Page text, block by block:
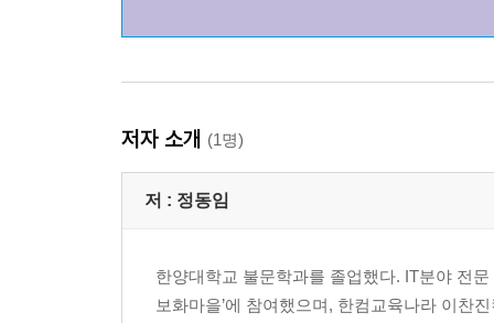
저자 소개 (1명)
저 : 정동임
한양대학교 불문학과를 졸업했다. IT분야 전
보화마을’에 참여했으며, 한컴교육나라 이찬